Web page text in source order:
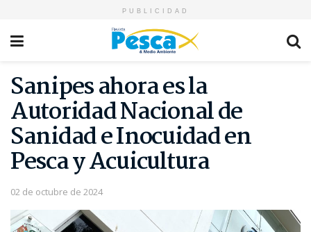
PUBLICIDAD
Sanipes ahora es la
Autoridad Nacional de
Sanidad e Inocuidad en
Pesca y Acuicultura
02 de octubre de 2024